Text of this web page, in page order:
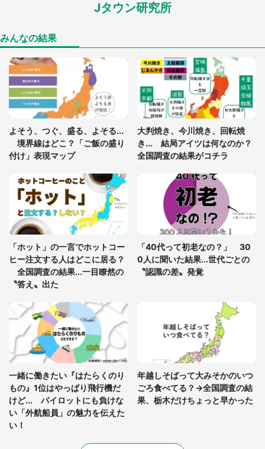
「孫にあげると思って、あなたにこれをあげる」
「ゾワゾワする」「本当に気持ち悪い」 道端でバ
グっちゃってた〝野生の野菜〟に6.5万人戦慄
「閉所恐怖症の私は新幹線で大パニック。隣席の青
年に『手を繋いで』とお願いしたら...」 体験談に
8万人感動
7万人驚がく 「お菓子売り場ならまだしも...」「ハ
ードル高い」
あまりにも四角すぎる猫、激写される 「これもう
座布団だろ」「食パンの耳」と1.4万人困惑
Jタウン研究所
みんなの結果
よそう、つぐ、盛る、よそる...
境界線はどこ？「ご飯の盛り
付け」表現マップ
大判焼き、今川焼き、回転焼
き... 結局アイツは何なのか？
全国調査の結果がコチラ
「ホット」の一言でホットコー
ヒー注文する人はどこに居る？
全国調査の結果...一目瞭然の
〝答え〟出た
「40代って初老なの？」 30
0人に聞いた結果...世代ごとの
〝認識の差〟発覚
一緒に働きたい『はたらくのり
もの』1位はやっぱり飛行機だ
けど... パイロットにも負けな
い「外航船員」の魅力を伝えた
い！
年越しそばって大みそかのいつ
ごろ食べてる？→全国調査の結
果、栃木だけちょっと早かった